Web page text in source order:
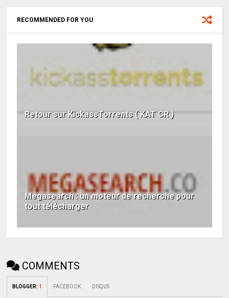
RECOMMENDED FOR YOU
Retour sur KickassTorrents ( KAT CR )
Megasearch : un moteur de recherche pour
tout télécharger
COMMENTS
BLOGGER: 1 FACEBOOK DISQUS